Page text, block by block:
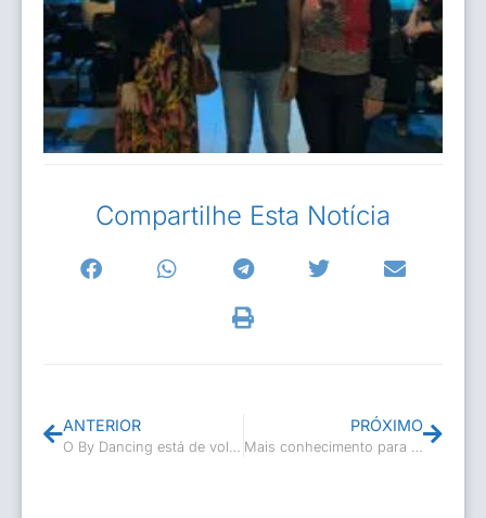
Compartilhe Esta Notícia
ANTERIOR
O By Dancing está de volta!!!
PRÓXIMO
Mais conhecimento para melhorar o ensino